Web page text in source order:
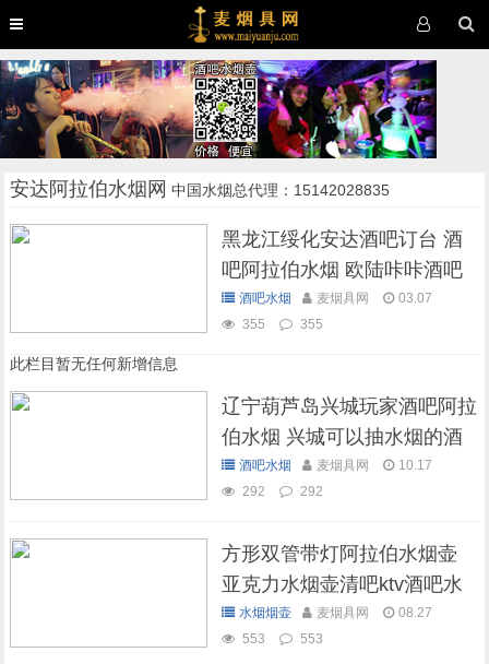
安达阿拉伯水烟网 中国水烟总代理：15142028835
黑龙江绥化安达酒吧订台 酒
吧阿拉伯水烟 欧陆咔咔酒吧
欢迎来玩
酒吧水烟 麦烟具网
03.07
355
355
此栏目暂无任何新增信息
辽宁葫芦岛兴城玩家酒吧阿拉
伯水烟 兴城可以抽水烟的酒
吧酒吧水烟 麦烟具网
10.17
292
292
方形双管带灯阿拉伯水烟壶
亚克力水烟壶清吧ktv酒吧水
烟壶水烟烟壶 麦烟具网
08.27
553
553